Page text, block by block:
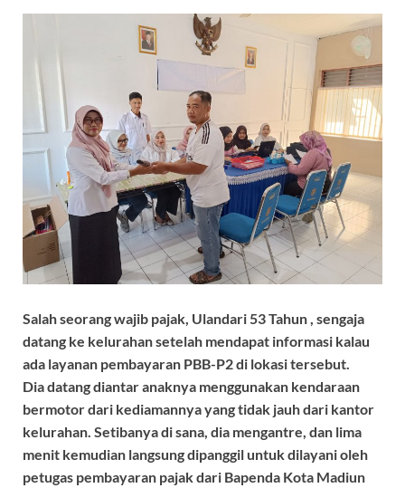
Salah seorang wajib pajak, Ulandari 53 Tahun , sengaja
datang ke kelurahan setelah mendapat informasi kalau
ada layanan pembayaran PBB-P2 di lokasi tersebut.
Dia datang diantar anaknya menggunakan kendaraan
bermotor dari kediamannya yang tidak jauh dari kantor
kelurahan. Setibanya di sana, dia mengantre, dan lima
menit kemudian langsung dipanggil untuk dilayani oleh
petugas pembayaran pajak dari Bapenda Kota Madiun